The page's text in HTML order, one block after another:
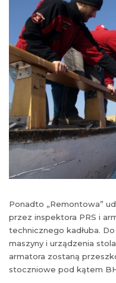
Ponadto „Remontowa”
przez inspektora PRS i
technicznego kadłuba.
maszyny i urządzenia
armatora zostaną
stoczniowe pod kątem